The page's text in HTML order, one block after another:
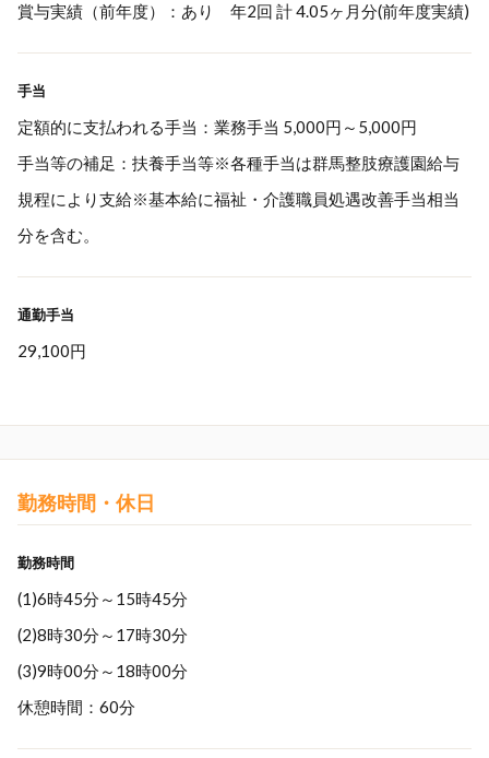
賞与実績（前年度）：あり 年2回 計 4.05ヶ月分(前年度実績)
手当
定額的に支払われる手当：業務手当 5,000円～5,000円
手当等の補足：扶養手当等※各種手当は群馬整肢療護園給与
規程により支給※基本給に福祉・介護職員処遇改善手当相当
分を含む。
通勤手当
29,100円
勤務時間・休日
勤務時間
(1)6時45分～15時45分
(2)8時30分～17時30分
(3)9時00分～18時00分
休憩時間：60分